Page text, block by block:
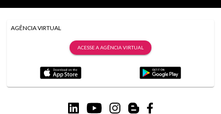
AGÊNCIA VIRTUAL
ACESSE A AGÊNCIA VIRTUAL